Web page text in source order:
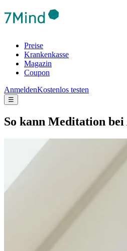
Preise
Krankenkasse
Magazin
Coupon
AnmeldenKostenlos testen
☰
So kann Medi­ta­tion bei